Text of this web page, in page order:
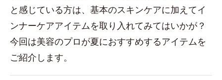
と感じている方は、基本のスキンケアに加えてイ
ンナーケアアイテムを取り入れてみてはいかが？
今回は美容のプロが夏におすすめするアイテムを
ご紹介します。